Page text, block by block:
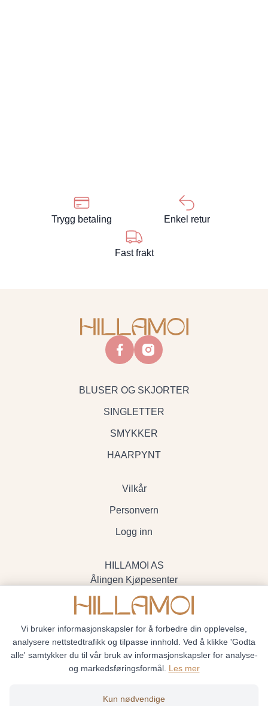
Trygg betaling Enkel retur
Fast frakt
facebookinstagram
BLUSER OG SKJORTER
SINGLETTER
SMYKKER
HAARPYNT
Vilkår
Personvern
Logg inn
HILLAMOI AS
Ålingen Kjøpesenter
Myrenvegen 19, 3570 Ål
- Org.nr. 928705234
Vi bruker informasjonskapsler for å forbedre din opplevelse,
analysere nettstedtrafikk og tilpasse innhold. Ved å klikke 'Godta
alle' samtykker du til vår bruk av informasjonskapsler for analyse-
og markedsføringsformål. Les mer
Kun nødvendige